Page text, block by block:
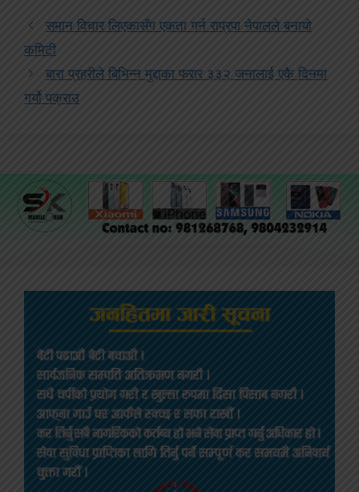
समान विचार लिएकासँग एकता गर्न राप्रपा नेपालले बनायो
कमिटी
बारा प्रहरीले बिभिन्न मुद्दाका फरार ३३२ जनालाई एकै दिनमा
गर्यो पक्राउ